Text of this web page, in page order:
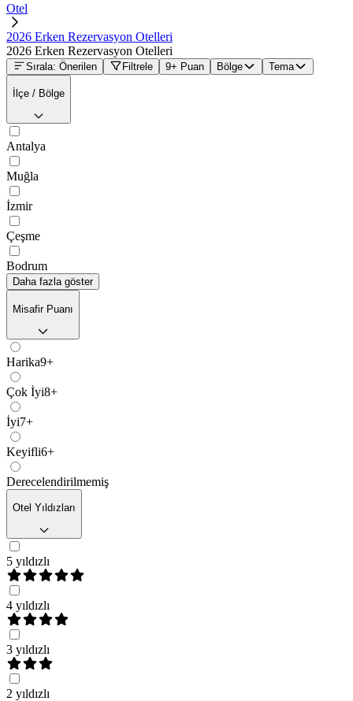
Otel
2026 Erken Rezervasyon Otelleri
2026 Erken Rezervasyon Otelleri
Sırala: Önerilen Filtrele 9+ Puan Bölge Tema
İlçe / Bölge
Antalya
Muğla
İzmir
Çeşme
Bodrum
Daha fazla göster
Misafir Puanı
Harika9+
Çok İyi8+
İyi7+
Keyifli6+
Derecelendirilmemiş
Otel Yıldızları
5 yıldızlı
4 yıldızlı
3 yıldızlı
2 yıldızlı